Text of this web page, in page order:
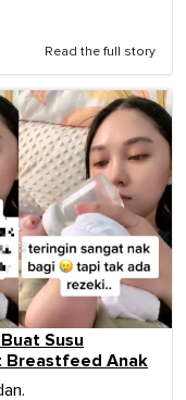
Read the full story
Susu
Breastfeed Anak